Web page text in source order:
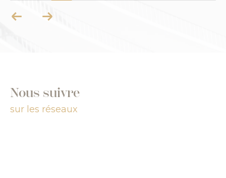
Nous suivre
sur les réseaux